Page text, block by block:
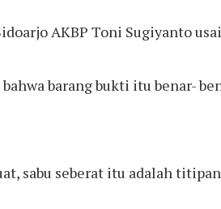
AKBP Toni Sugiyanto
barang bukti itu benar-
sabu seberat itu adalah